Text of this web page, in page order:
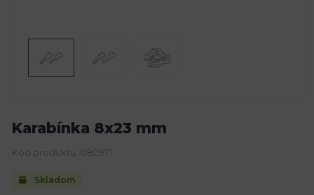
Karabínka 8x23 mm
Kód produktu: 080971
Skladom